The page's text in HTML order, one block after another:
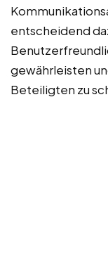
entscheidend
gewährleisten
Beteiligten zu